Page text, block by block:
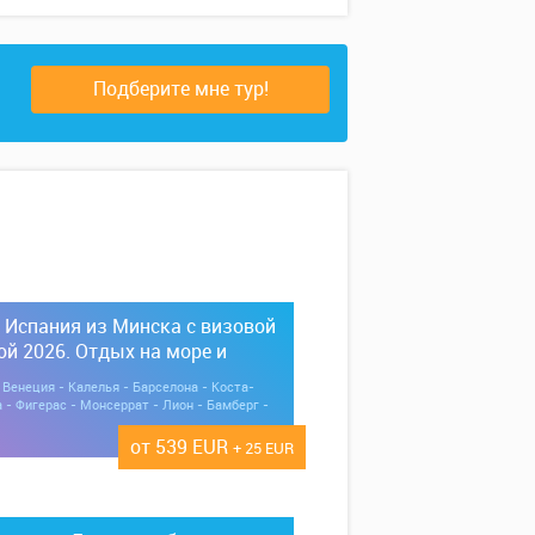
Подберите мне тур!
Испания из Минска с визовой
2026. Отдых на море и
Лион, Вена, Бамберг
- Калелья - Барселона - Коста-
- Фигерас - Монсеррат - Лион - Бамберг -
от 539 EUR + 25 EUR